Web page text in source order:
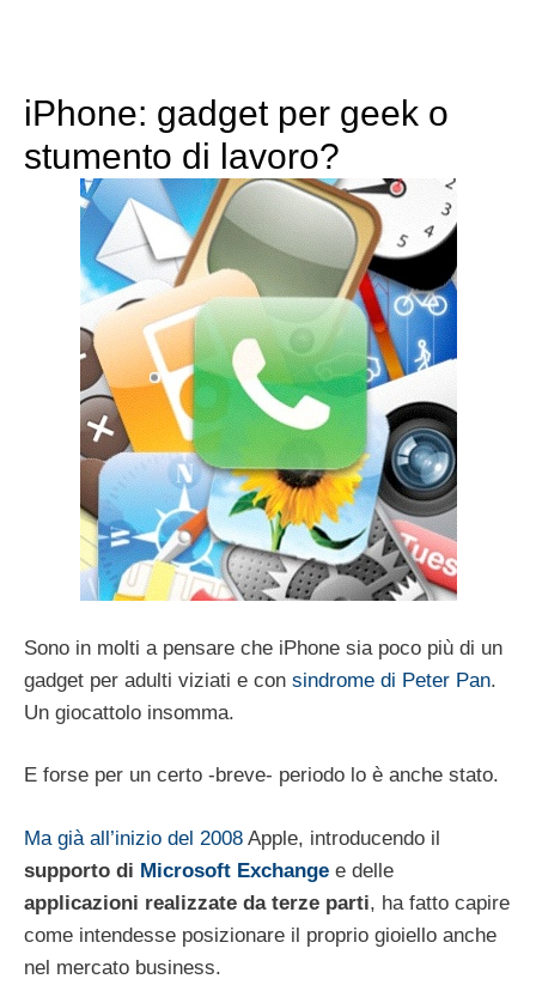
iPhone: gadget per geek o
stumento di lavoro?
Sono in molti a pensare che iPhone sia poco più di un
gadget per adulti viziati e con sindrome di Peter Pan.
Un giocattolo insomma.
E forse per un certo -breve- periodo lo è anche stato.
Ma già all’inizio del 2008 Apple, introducendo il
supporto di Microsoft Exchange e delle
applicazioni realizzate da terze parti, ha fatto capire
come intendesse posizionare il proprio gioiello anche
nel mercato business.